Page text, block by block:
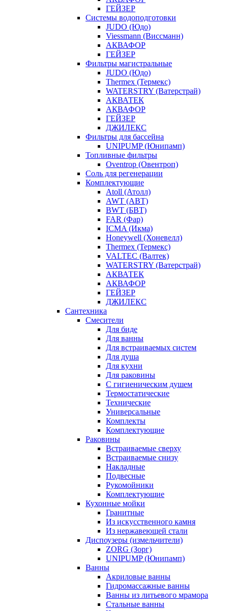
ГЕЙЗЕР
Системы водоподготовки
JUDO (Юдо)
Viessmann (Виссманн)
АКВАФОР
ГЕЙЗЕР
Фильтры магистральные
JUDO (Юдо)
Thermex (Термекс)
WATERSTRY (Ватерстрай)
АКВАТЕК
АКВАФОР
ГЕЙЗЕР
ДЖИЛЕКС
Фильтры для бассейна
UNIPUMP (Юнипамп)
Топливные фильтры
Oventrop (Овентроп)
Соль для регенерации
Комплектующие
Atoll (Атолл)
AWT (АВТ)
BWT (БВТ)
FAR (Фар)
ICMA (Икма)
Honeywell (Хоневелл)
Thermex (Термекс)
VALTEC (Валтек)
WATERSTRY (Ватерстрай)
АКВАТЕК
АКВАФОР
ГЕЙЗЕР
ДЖИЛЕКС
Сантехника
Смесители
Для биде
Для ванны
Для встраиваемых систем
Для душа
Для кухни
Для раковины
С гигиеническим душем
Термостатические
Технические
Универсальные
Комплекты
Комплектующие
Раковины
Встраиваемые сверху
Встраиваемые снизу
Накладные
Подвесные
Рукомойники
Комплектующие
Кухонные мойки
Гранитные
Из искусственного камня
Из нержавеющей стали
Диспоузеры (измельчители)
ZORG (Зорг)
UNIPUMP (Юнипамп)
Ванны
Акриловые ванны
Гидромассажные ванны
Ванны из литьевого мрамора
Стальные ванны